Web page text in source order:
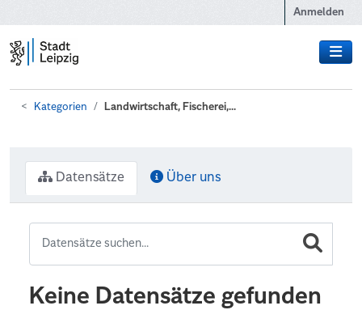
Anmelden
Kategorien Landwirtschaft, Fischerei,...
Datensätze Über uns
Keine Datensätze gefunden